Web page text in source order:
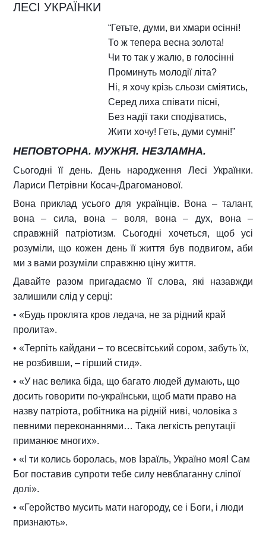
ЛЕСІ УКРАЇНКИ
“Гетьте, думи, ви хмари осінні!
То ж тепера весна золота!
Чи то так у жалю, в голосінні
Проминуть молодії літа?
Ні, я хочу крізь сльози сміятись,
Серед лиха співати пісні,
Без надії таки сподіватись,
Жити хочу! Геть, думи сумні!”
НЕПОВТОРНА. МУЖНЯ. НЕЗЛАМНА.
Сьогодні її день. День народження Лесі Українки.
Лариси Петрівни Косач-Драгоманової.
Вона приклад усього для українців. Вона – талант,
вона – сила, вона – воля, вона – дух, вона –
справжній патріотизм. Сьогодні хочеться, щоб усі
розуміли, що кожен день її життя був подвигом, аби
ми з вами розуміли справжню ціну життя.
Давайте разом пригадаємо її слова, які назавжди
залишили слід у серці:
• «Будь проклята кров ледача, не за рідний край
пролита».
• «Терпіть кайдани – то всесвітський сором, забуть їх,
не розбивши, – гірший стид».
• «У нас велика біда, що багато людей думають, що
досить говорити по-українськи, щоб мати право на
назву патріота, робітника на рідній ниві, чоловіка з
певними переконаннями… Така легкість репутації
приманює многих».
• «І ти колись боролась, мов Ізраїль, Україно моя! Сам
Бог поставив супроти тебе силу невблаганну сліпої
долі».
• «Геройство мусить мати нагороду, се і Боги, і люди
признають».